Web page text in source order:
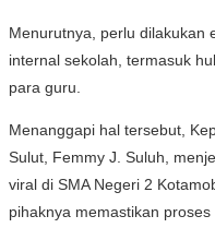
Menurutnya, perlu dilakukan
internal sekolah, termasuk
para guru.
Menanggapi hal tersebut,
Sulut, Femmy J. Suluh,
viral di SMA Negeri 2
pihaknya memastikan